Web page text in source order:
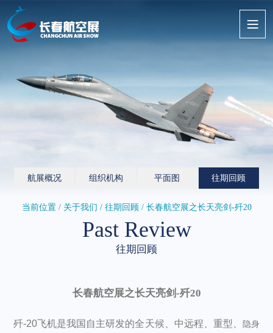
航展概况 组织机构 平面图 往期回顾
当前位置 / 关于我们 / 往期回顾/ 长春航空展之长天亮剑-歼20
Past Review
往期回顾
长春航空展之长天亮剑-歼20
歼-20飞机是我国自主研发的全天候、中远程、重型、
隐身